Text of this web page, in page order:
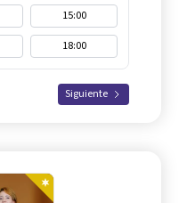
15:00
18:00
Siguiente